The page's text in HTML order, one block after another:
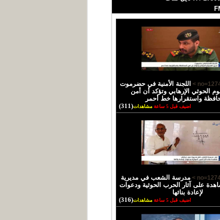
اللجنة الأمنية في حضرموت
الحوثي الإرهابي وتؤكد أن أمن
واستقرارها خط أحمر
اضيف قبل 5 ساعة مشاهدات(311)
مدرسة الشعب في مديرية
على آثار الحرب الحوثية ودعوات
لإعادة بنائها
اضيف قبل 5 ساعة مشاهدات(316)